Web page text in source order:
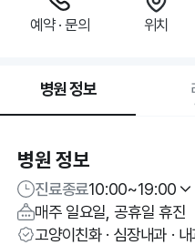
예약 · 문의 위치
병원 정보
병원 정보
진료종료10:00~19:00
매주 일요일, 공휴일 휴진
고양이친화 · 심장내과 ·